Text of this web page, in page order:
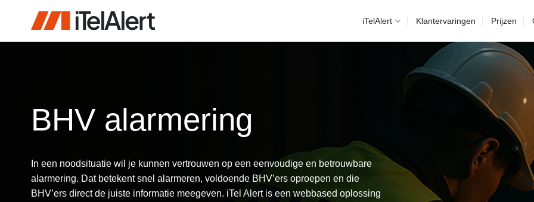
iTelAlert Klantervaringen Prijzen
BHV alarmering
In een noodsituatie wil je kunnen vertrouwen op een eenvoudige en betrouwbare
alarmering. Dat betekent snel alarmeren, voldoende BHV’ers oproepen en die
BHV’ers direct de juiste informatie meegeven. iTel Alert is een webbased oplossing